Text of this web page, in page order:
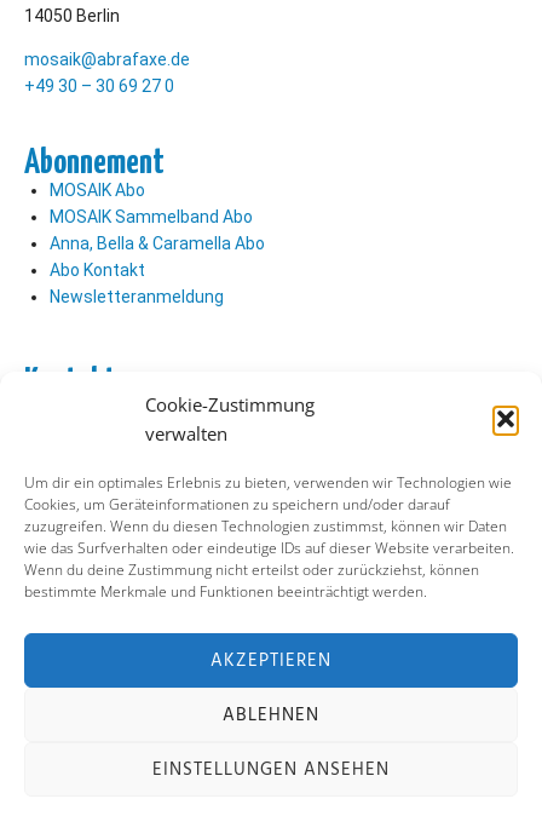
Cookie-Zustimmung
verwalten
Um dir ein optimales Erlebnis zu bieten, verwenden wir Technologien wie
Cookies, um Geräteinformationen zu speichern und/oder darauf
zuzugreifen. Wenn du diesen Technologien zustimmst, können wir Daten
wie das Surfverhalten oder eindeutige IDs auf dieser Website verarbeiten.
Wenn du deine Zustimmung nicht erteilst oder zurückziehst, können
bestimmte Merkmale und Funktionen beeinträchtigt werden.
AKZEPTIEREN
ABLEHNEN
EINSTELLUNGEN ANSEHEN
14050 Berlin
mosaik@abrafaxe.de
+49 30 – 30 69 27 0
Abonnement
MOSAIK Abo
MOSAIK Sammelband Abo
Anna, Bella & Caramella Abo
Abo Kontakt
Newsletteranmeldung
Kontakt
Verlag Kontakt
Soziale Medien
Facebook
Instagram
Datenschutz Cookie-Richtlinie